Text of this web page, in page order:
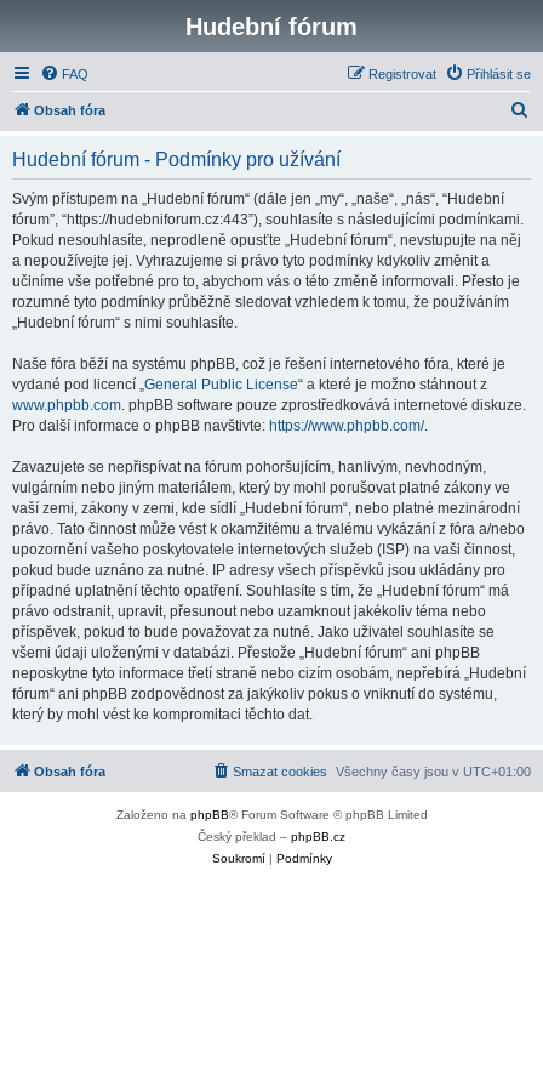
Hudební fórum
FAQ Přihlásit se
Registrovat
Obsah fóra
Hudební fórum - Podmínky pro užívání
Svým přístupem na „Hudební fórum“ (dále jen „my“, „naše“, „nás“, “Hudební
fórum”, “https://hudebniforum.cz:443”), souhlasíte s následujícími podmínkami.
Pokud nesouhlasíte, neprodleně opusťte „Hudební fórum“, nevstupujte na něj
a nepoužívejte jej. Vyhrazujeme si právo tyto podmínky kdykoliv změnit a
učiníme vše potřebné pro to, abychom vás o této změně informovali. Přesto je
rozumné tyto podmínky průběžně sledovat vzhledem k tomu, že používáním
„Hudební fórum“ s nimi souhlasíte.
Naše fóra běží na systému phpBB, což je řešení internetového fóra, které je
vydané pod licencí „General Public License“ a které je možno stáhnout z
www.phpbb.com. phpBB software pouze zprostředkovává internetové diskuze.
Pro další informace o phpBB navštivte: https://www.phpbb.com/.
Zavazujete se nepřispívat na fórum pohoršujícím, hanlivým, nevhodným,
vulgárním nebo jiným materiálem, který by mohl porušovat platné zákony ve
vaší zemi, zákony v zemi, kde sídlí „Hudební fórum“, nebo platné mezinárodní
právo. Tato činnost může vést k okamžitému a trvalému vykázání z fóra a/nebo
upozornění vašeho poskytovatele internetových služeb (ISP) na vaši činnost,
pokud bude uznáno za nutné. IP adresy všech příspěvků jsou ukládány pro
případné uplatnění těchto opatření. Souhlasíte s tím, že „Hudební fórum“ má
právo odstranit, upravit, přesunout nebo uzamknout jakékoliv téma nebo
příspěvek, pokud to bude považovat za nutné. Jako uživatel souhlasíte se
všemi údaji uloženými v databázi. Přestože „Hudební fórum“ ani phpBB
neposkytne tyto informace třetí straně nebo cizím osobám, nepřebírá „Hudební
fórum“ ani phpBB zodpovědnost za jakýkoliv pokus o vniknutí do systému,
který by mohl vést ke kompromitaci těchto dat.
Obsah fóra Všechny časy jsou v UTC+01:00
Smazat cookies
Založeno na phpBB® Forum Software © phpBB Limited
Český překlad – phpBB.cz
Soukromí| Podmínky